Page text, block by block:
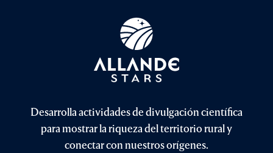
Desarrolla actividades de divulgación científica
para mostrar la riqueza del territorio rural y
conectar con nuestros orígenes.